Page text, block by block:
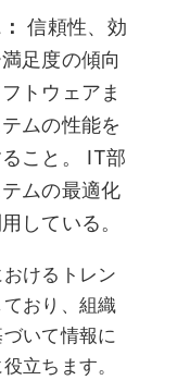
：信頼性、効
足度の傾向
トウェアま
ムの性能を
こと。 IT部
ムの最適化
している。
けるトレン
おり、組織
いて情報に
立ちます。